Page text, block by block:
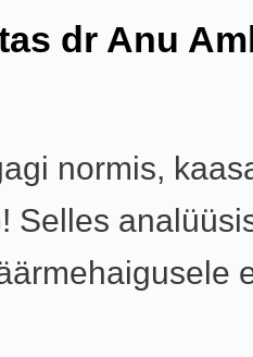
dr Anu
normis,
Selles